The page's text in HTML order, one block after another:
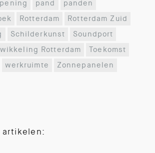
pand
panden
Rotterdam
Rotterdam Zuid
Schilderkunst
Soundport
Rotterdam
Toekomst
werkruimte Zonnepanelen
artikelen: